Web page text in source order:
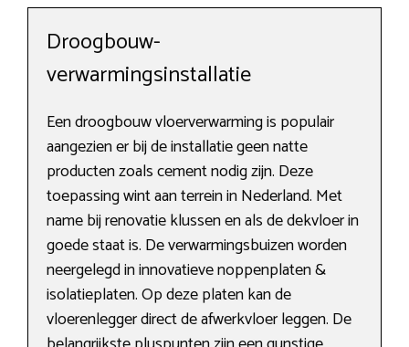
Droogbouw-
verwarmingsinstallatie
Een droogbouw vloerverwarming is populair
aangezien er bij de installatie geen natte
producten zoals cement nodig zijn. Deze
toepassing wint aan terrein in Nederland. Met
name bij renovatie klussen en als de dekvloer in
goede staat is. De verwarmingsbuizen worden
neergelegd in innovatieve noppenplaten &
isolatieplaten. Op deze platen kan de
vloerenlegger direct de afwerkvloer leggen. De